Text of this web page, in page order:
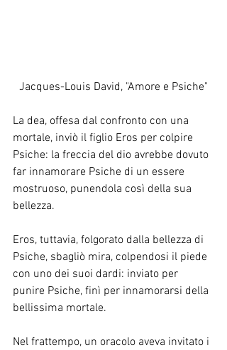
Jacques-Louis David, "Amore e Psiche"
La dea, offesa dal confronto con una
mortale, inviò il figlio Eros per colpire
Psiche: la freccia del dio avrebbe dovuto
far innamorare Psiche di un essere
mostruoso, punendola così della sua
bellezza.
Eros, tuttavia, folgorato dalla bellezza di
Psiche, sbagliò mira, colpendosi il piede
con uno dei suoi dardi: inviato per
punire Psiche, finì per innamorarsi della
bellissima mortale.
Nel frattempo, un oracolo aveva invitato i